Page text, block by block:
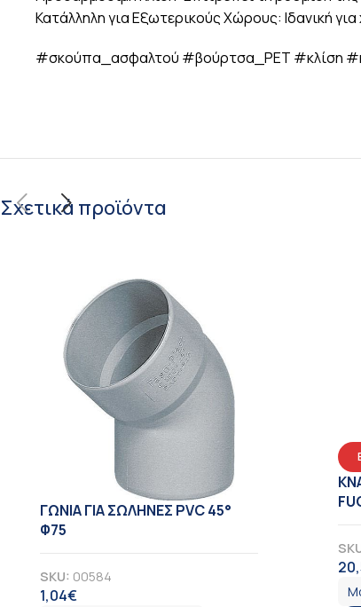
Κατάλληλη για Εξωτερικούς Χώρους: Ιδανική
#σκούπα_ασφαλτού #βούρτσα_PET #κλίση
Σχετικά προϊόντα
ΓΩΝΙΑ ΓΙΑ ΣΩΛΗΝΕΣ PVC 45°
Φ75
SKU: 00584
1,04€